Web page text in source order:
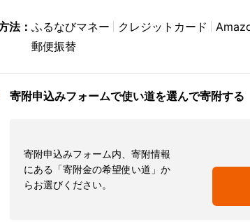
法： ふるなびマネー クレジットカード
郵便振替
寄附申込みフォームで使い道を選んで寄附する
寄附申込みフォーム内、寄附情報
にある「寄附金の希望使い道」か
らお選びください。